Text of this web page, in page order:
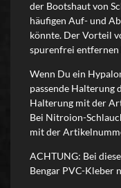
der Bootshaut von
häufigen Auf- und
könnte. Der Vorteil
spurenfrei entfernen
Wenn Du ein
passende Halterung
Halterung mit der
Bei Nitroion-
mit der
ACHTUNG: Bei
Bengar PVC-Kleber